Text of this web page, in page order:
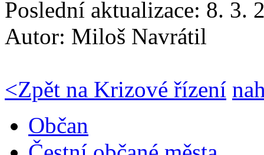
Poslední aktualizace: 8. 3.
Autor: Miloš Navrátil
<Zpět na Krizové řízení
Občan